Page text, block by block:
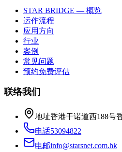
STAR BRIDGE — 概览
运作流程
应用方向
行业
案例
常见问题
预约免费评估
联络我们
地址香港干诺道西188号
电话53094822
电邮info@starsnet.com.hk